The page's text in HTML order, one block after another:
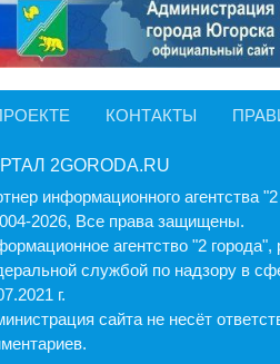
КОНТАКТЫ
2GORODA.RU
информационного агентства "2
2026, Все права защищены.
агентство "2
службой по надзору в
г.
cайта не несёт